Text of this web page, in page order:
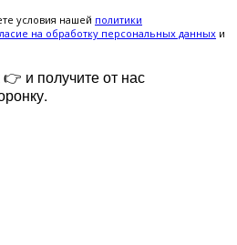
условия нашей политики
на обработку персональных данных и
и получите от нас